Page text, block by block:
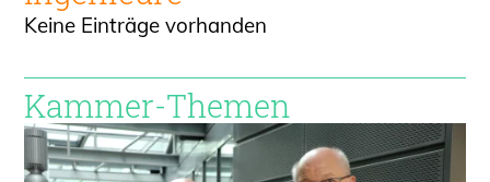
Keine Einträge vorhanden
Kammer-Themen